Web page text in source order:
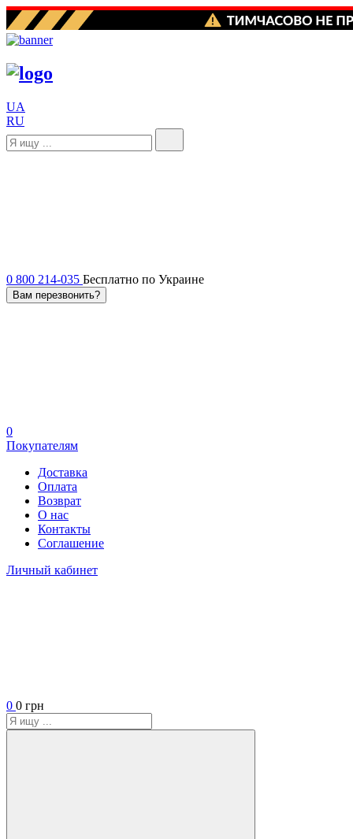
UA
RU
0 800 214-035 Бесплатно по Украине
Вам перезвонить?
0
Покупателям
Доставка
Оплата
Возврат
О нас
Контакты
Соглашение
Личный кабинет
0 0 грн